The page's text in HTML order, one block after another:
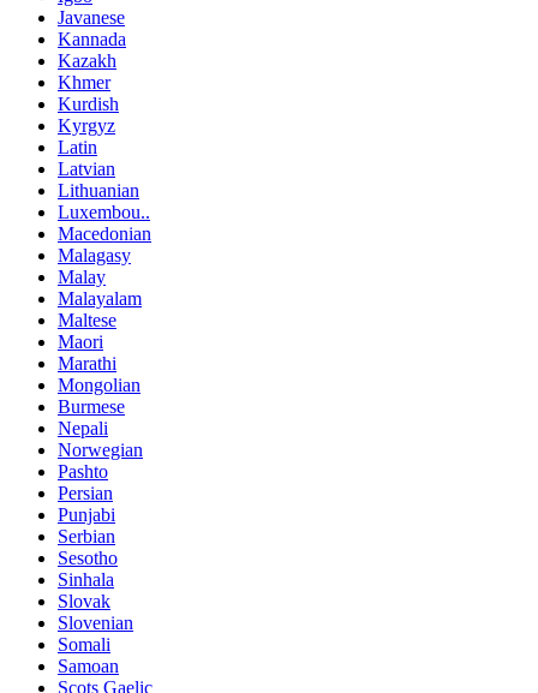
Javanese
Kannada
Kazakh
Khmer
Kurdish
Kyrgyz
Latin
Latvian
Lithuanian
Luxembou..
Macedonian
Malagasy
Malay
Malayalam
Maltese
Maori
Marathi
Mongolian
Burmese
Nepali
Norwegian
Pashto
Persian
Punjabi
Serbian
Sesotho
Sinhala
Slovak
Slovenian
Somali
Samoan
Scots Gaelic